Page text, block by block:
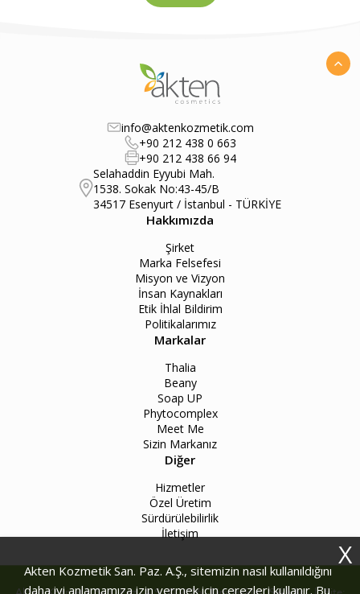
info@aktenkozmetik.com
+90 212 438 0 663
+90 212 438 66 94
Selahaddin Eyyubi Mah.
1538. Sokak No:43-45/B
34517 Esenyurt / İstanbul - TÜRKİYE
Hakkımızda
Şirket
Marka Felsefesi
Misyon ve Vizyon
İnsan Kaynakları
Etik İhlal Bildirim
Politikalarımız
Markalar
Thalia
Beany
Soap UP
Phytocomplex
Meet Me
Sizin Markanız
Diğer
Hizmetler
Özel Üretim
Sürdürülebilirlik
İletişim
Akten Kozmetik San. Paz. A.Ş., sitemizin nasıl kullanıldığını
daha iyi anlamamıza izin vermek için çerezleri kullanır. Bu
X